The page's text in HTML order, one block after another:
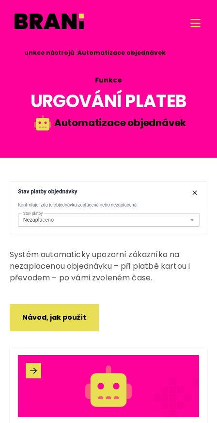

Funkce nástrojů/Automatizace objednávek
Funkce
URGOVÁNÍ PLATEB
Automatizace objednávek
Systém automaticky upozorní zákazníka na
nezaplacenou objednávku – při platbě kartou i
převodem – po vámi zvoleném čase.
Návod, jak použít
